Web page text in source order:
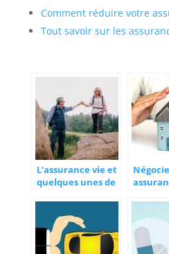
Comment réduire votre
Tout savoir sur les
L’assurance vie et
quelques unes de